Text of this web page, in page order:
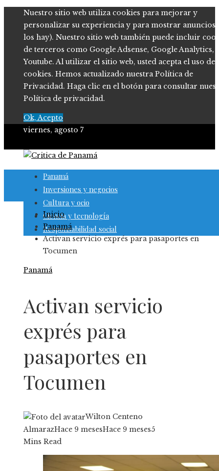
Nuestro sitio web utiliza cookies para mejorar y
personalizar su experiencia y para mostrar anuncios
los hay). Nuestro sitio web también puede incluir
de terceros como Google Adsense, Google Analytics,
Youtube. Al utilizar el sitio web, usted acepta el uso de
cookies. Hemos actualizado nuestra Política de
Privacidad. Haga clic en el botón para consultar
Política de privacidad.
Ok, Acepto
viernes, agosto 7
Panamá
Inversiones y negocios
Cultura y ocio
Ciencia y tecnología
Responsabilidad social
Inicio
Panamá
Activan servicio exprés para pasaportes en
Tocumen
Panamá
Activan servicio
exprés para
pasaportes en
Tocumen
Wilton Centeno
AlmarazHace 9 mesesHace 9 meses5
Mins Read